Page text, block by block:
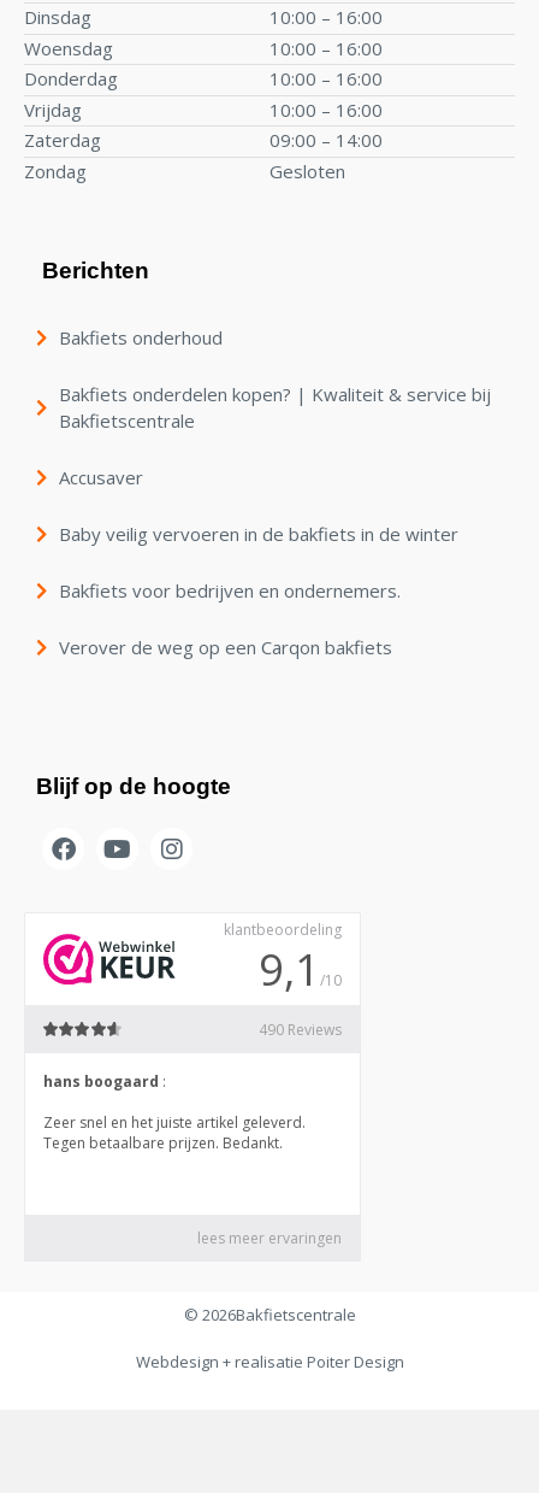
Dinsdag
10:00 – 16:00
Woensdag
10:00 – 16:00
Donderdag
10:00 – 16:00
Vrijdag
10:00 – 16:00
Zaterdag
09:00 – 14:00
Zondag
Gesloten
Berichten
Bakfiets onderhoud
Bakfiets onderdelen kopen? | Kwaliteit & service bij
Bakfietscentrale
Accusaver
Baby veilig vervoeren in de bakfiets in de winter
Bakfiets voor bedrijven en ondernemers.
Verover de weg op een Carqon bakfiets
Blijf op de hoogte
© 2026Bakfietscentrale
Webdesign + realisatie Poiter Design